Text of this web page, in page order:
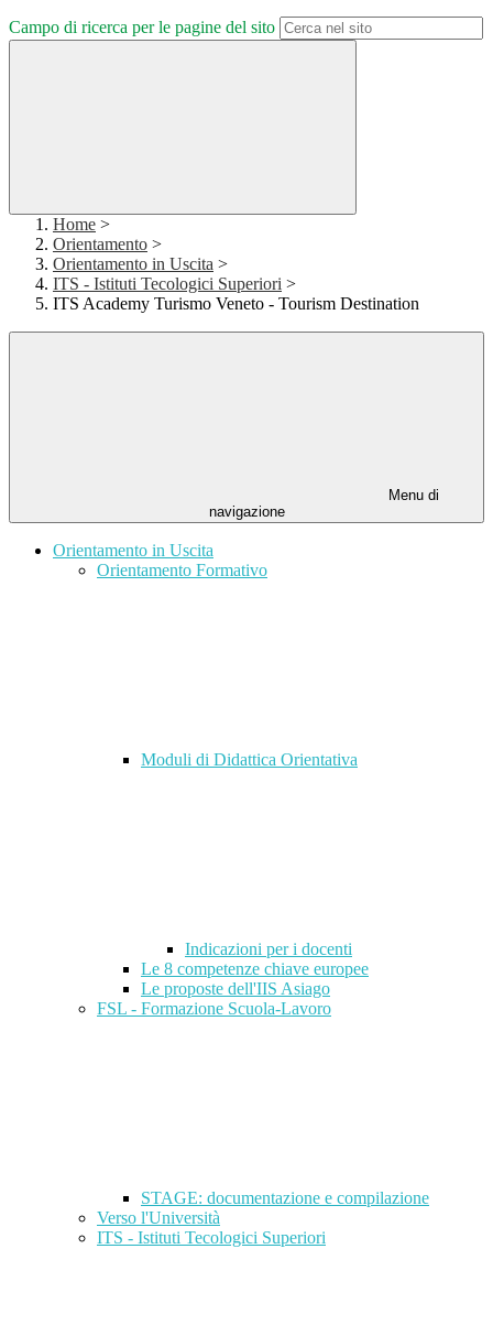
Campo di ricerca per le pagine del sito
Home >
Orientamento >
Orientamento in Uscita >
ITS - Istituti Tecologici Superiori >
ITS Academy Turismo Veneto - Tourism Destination
Menu di
navigazione
Orientamento in Uscita
Orientamento Formativo
Moduli di Didattica Orientativa
Indicazioni per i docenti
Le 8 competenze chiave europee
Le proposte dell'IIS Asiago
FSL - Formazione Scuola-Lavoro
STAGE: documentazione e compilazione
Verso l'Università
ITS - Istituti Tecologici Superiori